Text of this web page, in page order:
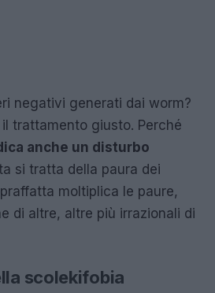
negativi generati dai worm?
trattamento giusto. Perché
anche un disturbo
si tratta della paura dei
moltiplica le paure,
di altre, altre più irrazionali di
scolekifobia